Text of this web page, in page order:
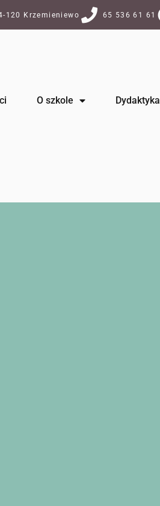
120 Krzemieniewo 65 536 61 61
O szkole Dydaktyka